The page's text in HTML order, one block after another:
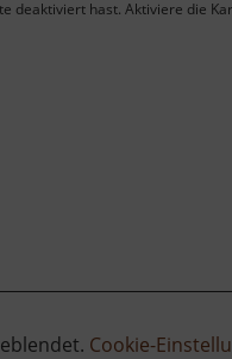
deaktiviert hast. Aktiviere die
Cookie-